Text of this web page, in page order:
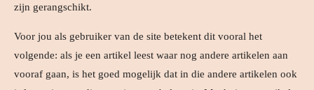
zijn gerangschikt.
Voor jou als gebruiker van de site betekent dit vooral het
volgende: als je een artikel leest waar nog andere artikelen aan
vooraf gaan, is het goed mogelijk dat in die andere artikelen ook